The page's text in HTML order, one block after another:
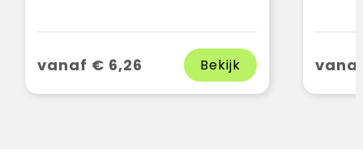
vanaf € 6,26 Bekijk